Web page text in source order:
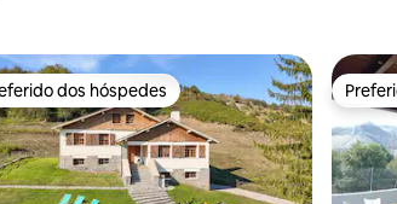
dos hóspedes
dos hóspedes